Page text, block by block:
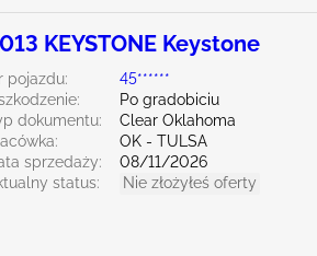
KEYSTONE Keystone
pojazdu:
45******
Po gradobiciu
dokumentu:
Clear Oklahoma
OK - TULSA
sprzedaży:
08/11/2026
status:
Nie złożyłeś oferty